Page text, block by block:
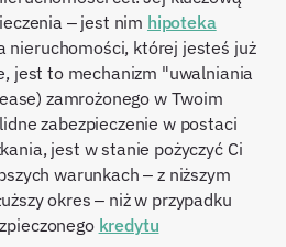
– jest nim hipoteka
nieruchomości, której jesteś już
jest to mechanizm "uwalniania
zamrożonego w Twoim
zabezpieczenie w postaci
jest w stanie pożyczyć Ci
warunkach – z niższym
okres – niż w przypadku
kredytu